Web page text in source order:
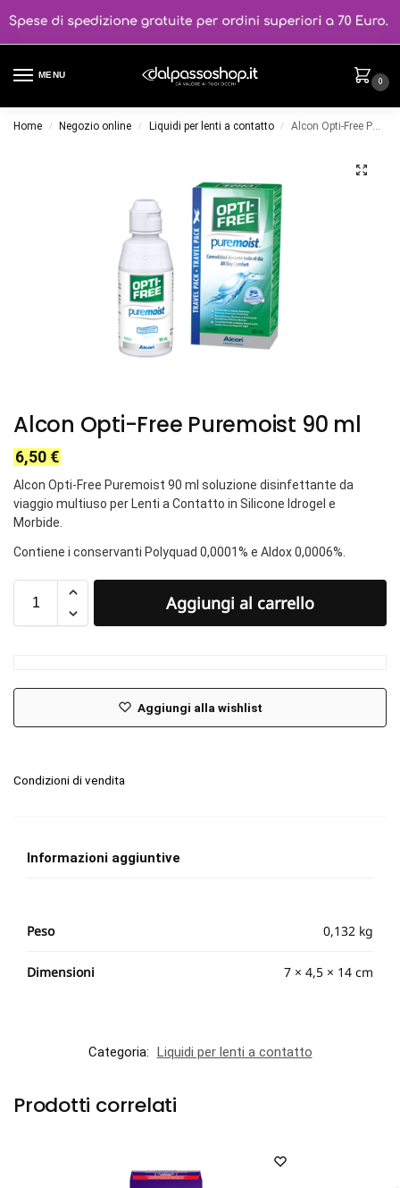
MENU
0
Home / Negozio online / Liquidi per lenti a contatto / Alcon Opti-Free Puremoist 90 ml
Alcon Opti-Free Puremoist 90 ml
6,50 €
Alcon Opti-Free Puremoist 90 ml soluzione disinfettante da
viaggio multiuso per Lenti a Contatto in Silicone Idrogel e
Morbide.
Contiene i conservanti Polyquad 0,0001% e Aldox 0,0006%.
Aggiungi al carrello
Aggiungi alla wishlist
Condizioni di vendita
Informazioni aggiuntive
Peso 0,132 kg
Dimensioni 7 × 4,5 × 14 cm
Categoria: Liquidi per lenti a contatto
Prodotti correlati